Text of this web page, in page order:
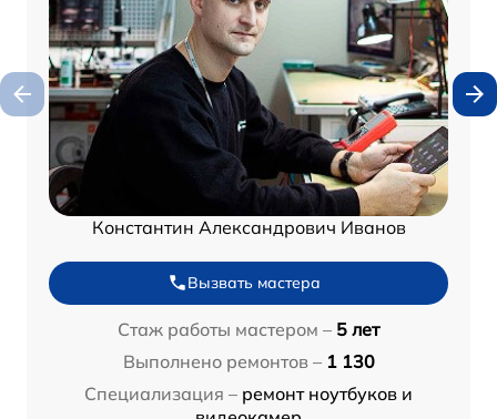
Константин Александрович Иванов
Вызвать мастера
Стаж работы мастером – 5 лет
Выполнено ремонтов – 1 130
Специализация – ремонт ноутбуков и